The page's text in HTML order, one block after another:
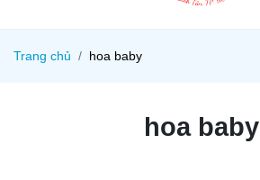
Trang chủ hoa baby
hoa baby